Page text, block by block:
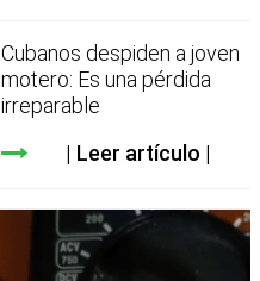
Cubanos despiden a joven
motero: Es una pérdida
irreparable
Leer artículo